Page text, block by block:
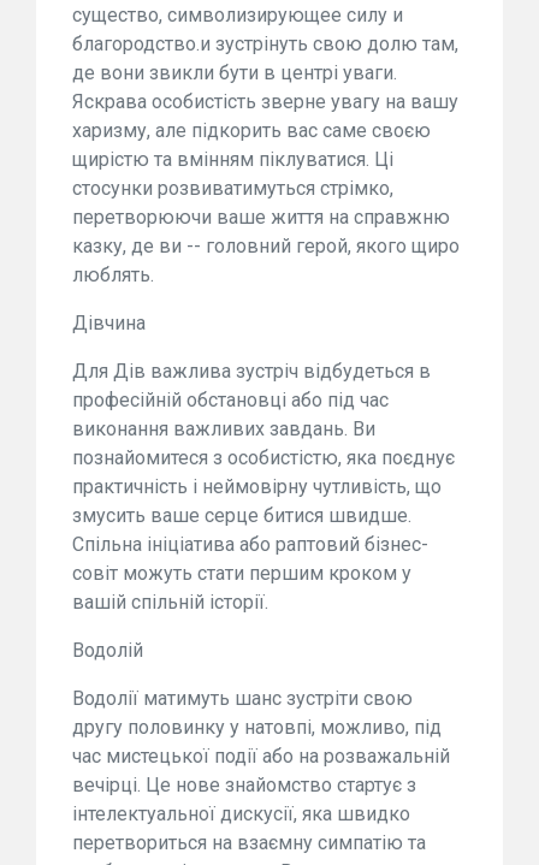
существо, символизирующее силу и
благородство.и зустрінуть свою долю там,
де вони звикли бути в центрі уваги.
Яскрава особистість зверне увагу на вашу
харизму, але підкорить вас саме своєю
щирістю та вмінням піклуватися. Ці
стосунки розвиватимуться стрімко,
перетворюючи ваше життя на справжню
казку, де ви -- головний герой, якого щиро
люблять.
Дівчина
Для Дів важлива зустріч відбудеться в
професійній обстановці або під час
виконання важливих завдань. Ви
познайомитеся з особистістю, яка поєднує
практичність і неймовірну чутливість, що
змусить ваше серце битися швидше.
Спільна ініціатива або раптовий бізнес-
совіт можуть стати першим кроком у
вашій спільній історії.
Водолій
Водолії матимуть шанс зустріти свою
другу половинку у натовпі, можливо, під
час мистецької події або на розважальній
вечірці. Це нове знайомство стартує з
інтелектуальної дискусії, яка швидко
перетвориться на взаємну симпатію та